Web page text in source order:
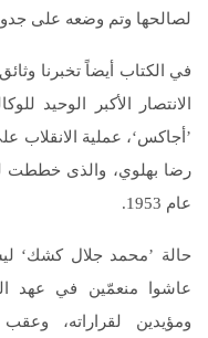
لصالحها وتم وضعه على
في الكتاب أيضاً تخبرنا
الانتصار الأكبر الوحيد
’أجاكس‘، عملية الانقلاب
رضا بهلوي، والذى خططت
عام 1953.
حالة ’محمد جلال كشك‘
عاشوا منعمّين في عهد
ومؤيدين لقراراته، وعقب